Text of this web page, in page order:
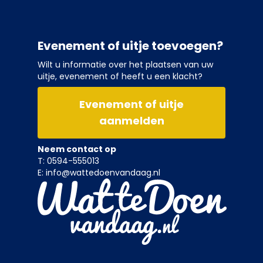
Evenement of uitje toevoegen?
Wilt u informatie over het plaatsen van uw
uitje, evenement of heeft u een klacht?
Evenement of uitje
aanmelden
Neem contact op
T: 0594-555013
E: info@wattedoenvandaag.nl